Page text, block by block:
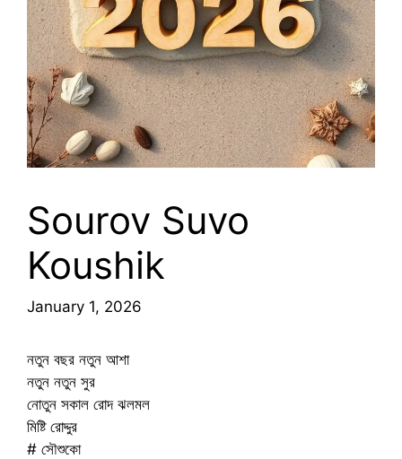
Sourov Suvo
Koushik
January 1, 2026
নতুন বছর নতুন আশা
নতুন নতুন সুর
নোতুন সকাল রোদ ঝলমল
মিষ্টি রোদ্দুর
# সৌশুকো